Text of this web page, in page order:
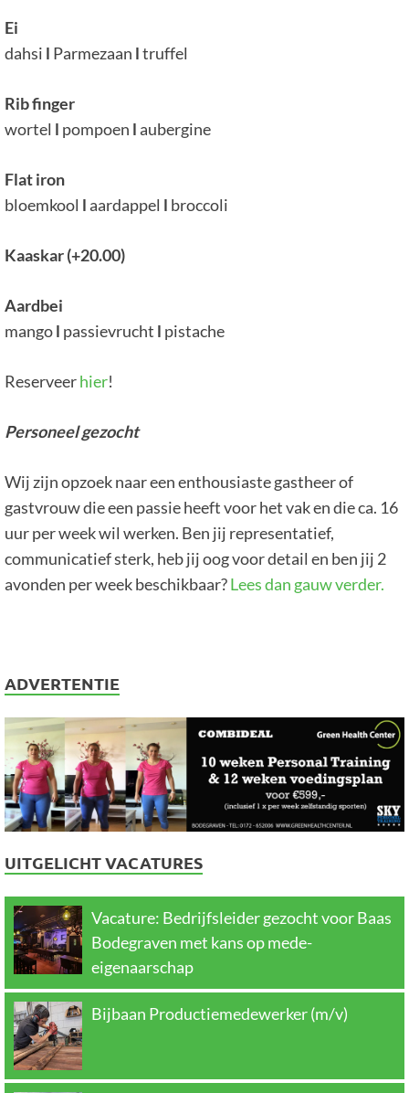
Ei
dahsi l Parmezaan ltruffel
Rib finger
wortel l pompoen l aubergine
Flat iron
bloemkool l aardappel l broccoli
Kaaskar (+20.00)
Aardbei
mangol passievrucht l pistache
Reserveerhier!
Personeel gezocht
Wij zijn opzoek naar een enthousiaste gastheer of
gastvrouw die een passie heeft voor het vak en die ca. 16
uur per week wil werken. Ben jij representatief,
communicatief sterk, heb jij oog voor detail en ben jij 2
avonden per week beschikbaar?Lees dan gauw verder.
ADVERTENTIE
UITGELICHT VACATURES
Vacature: Bedrijfsleider gezocht voor Baas
Bodegraven met kans op mede-
eigenaarschap
Bijbaan Productiemedewerker (m/v)